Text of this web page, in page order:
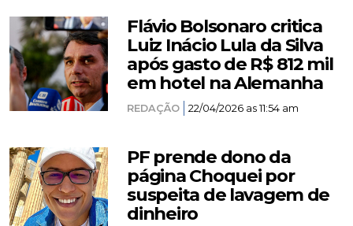
Flávio Bolsonaro critica
Luiz Inácio Lula da Silva
após gasto de R$ 812 mil
em hotel na Alemanha
REDAÇÃO 22/04/2026 as 11:54 am
PF prende dono da
página Choquei por
suspeita de lavagem de
dinheiro